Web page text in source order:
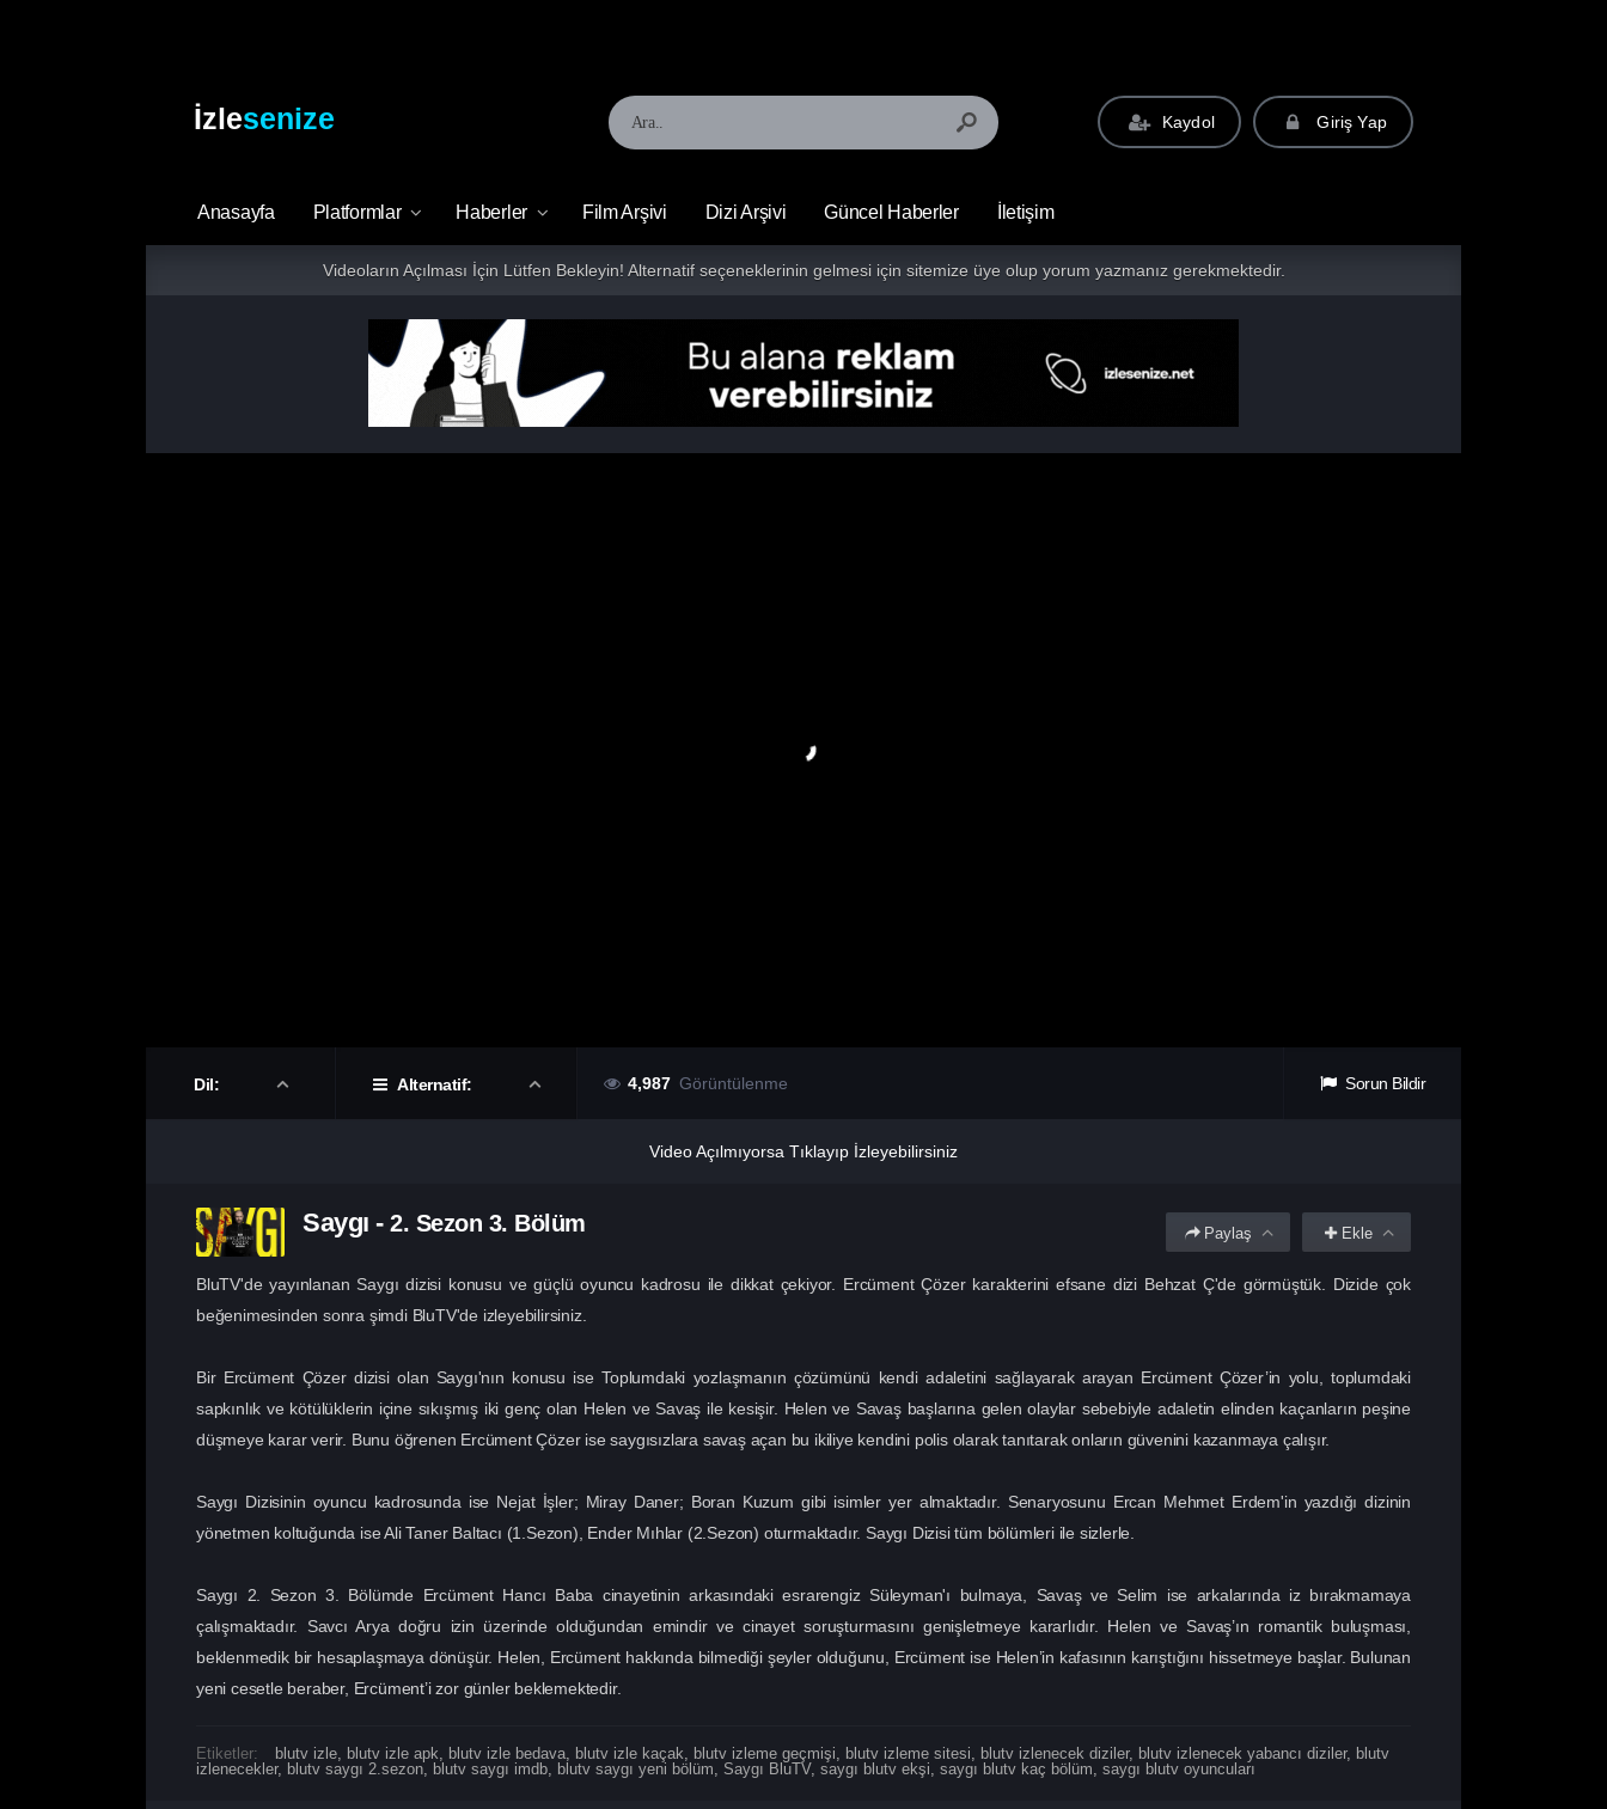
İzlesenize Kaydol Giriş Yap
Anasayfa Platformlar Haberler Film Arşivi Dizi Arşivi Güncel Haberler İletişim
Videoların Açılması İçin Lütfen Bekleyin! Alternatif seçeneklerinin gelmesi için sitemize üye olup yorum yazmanız gerekmektedir.
Dil: Alternatif: 4,987 Görüntülenme Sorun Bildir
Video Açılmıyorsa Tıklayıp İzleyebilirsiniz
Saygı - 2. Sezon 3. Bölüm Ekle
Paylaş
BluTV'de yayınlanan Saygı dizisi konusu ve güçlü oyuncu kadrosu ile dikkat çekiyor. Ercüment Çözer karakterini efsane dizi Behzat Ç'de görmüştük. Dizide çok
beğenimesinden sonra şimdi BluTV'de izleyebilirsiniz.
Bir Ercüment Çözer dizisi olan Saygı'nın konusu ise Toplumdaki yozlaşmanın çözümünü kendi adaletini sağlayarak arayan Ercüment Çözer’in yolu, toplumdaki
sapkınlık ve kötülüklerin içine sıkışmış iki genç olan Helen ve Savaş ile kesişir. Helen ve Savaş başlarına gelen olaylar sebebiyle adaletin elinden kaçanların peşine
düşmeye karar verir. Bunu öğrenen Ercüment Çözer ise saygısızlara savaş açan bu ikiliye kendini polis olarak tanıtarak onların güvenini kazanmaya çalışır.
Saygı Dizisinin oyuncu kadrosunda ise Nejat İşler; Miray Daner; Boran Kuzum gibi isimler yer almaktadır. Senaryosunu Ercan Mehmet Erdem'in yazdığı dizinin
yönetmen koltuğunda ise Ali Taner Baltacı (1.Sezon), Ender Mıhlar (2.Sezon) oturmaktadır. Saygı Dizisi tüm bölümleri ile sizlerle.
Saygı 2. Sezon 3. Bölümde Ercüment Hancı Baba cinayetinin arkasındaki esrarengiz Süleyman'ı bulmaya, Savaş ve Selim ise arkalarında iz bırakmamaya
çalışmaktadır. Savcı Arya doğru izin üzerinde olduğundan emindir ve cinayet soruşturmasını genişletmeye kararlıdır. Helen ve Savaş’ın romantik buluşması,
beklenmedik bir hesaplaşmaya dönüşür. Helen, Ercüment hakkında bilmediği şeyler olduğunu, Ercüment ise Helen’in kafasının karıştığını hissetmeye başlar. Bulunan
yeni cesetle beraber, Ercüment’i zor günler beklemektedir.
Etiketler: blutv izle, blutv izle apk, blutv izle bedava, blutv izle kaçak, blutv izleme geçmişi, blutv izleme sitesi, blutv izlenecek diziler, blutv izlenecek yabancı diziler, blutv
izlenecekler, blutv saygı 2.sezon, blutv saygı imdb, blutv saygı yeni bölüm, Saygı BluTV, saygı blutv ekşi, saygı blutv kaç bölüm, saygı blutv oyuncuları